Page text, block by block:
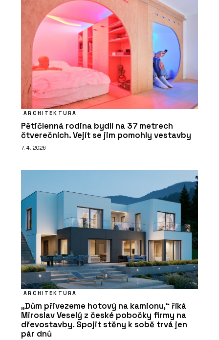
ARCHITEKTURA
Pětičlenná rodina bydlí na 37 metrech
čtverečních. Vejít se jim pomohly vestavby
7. 4. 2026
ARCHITEKTURA
„Dům přivezeme hotový na kamionu,“ říká
Miroslav Veselý z české pobočky firmy na
dřevostavby. Spojit stěny k sobě trvá jen
pár dnů